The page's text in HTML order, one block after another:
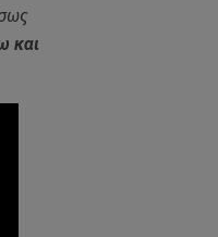
και